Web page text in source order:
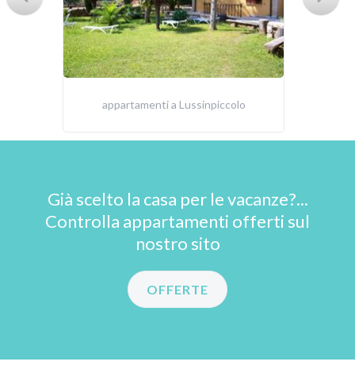
appartamenti a Lussinpiccolo
Già scelto la casa per le vacanze?...
Controlla appartamenti offerti sul
nostro sito
OFFERTE